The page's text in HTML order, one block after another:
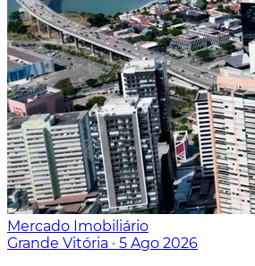
Mercado Imobiliário
Grande Vitória · 5 Ago 2026